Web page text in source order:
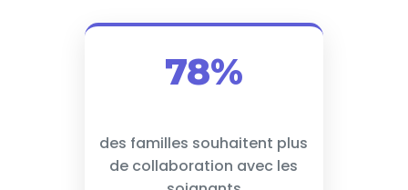
78%
des familles souhaitent plus
de collaboration avec les